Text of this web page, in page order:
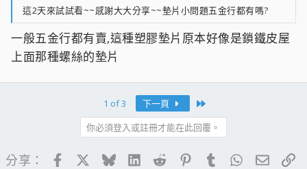
這2天來試試看~~感謝大大分享~~墊片小問題五金行都有嗎?
一般五金行都有賣,這種塑膠墊片原本好像是鎖鐵皮屋
上面那種螺絲的墊片
1 of 3 下一頁
你必須登入或註冊才能在此回覆。
分享： FacebookBlueskyLinkedIn
Reddit PinterestTumblrWhatsApp
電子